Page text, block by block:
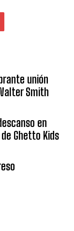
unión
Smith
en
Ghetto Kids